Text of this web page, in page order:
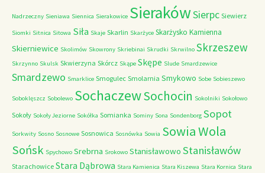
Nadrzeczny Sieniawa Siennica Sierakowice SierakówSierpc Siewierz
Siomki Sitnica Sitowa Siła Skaje Skarlin Skarżyce Skarżysko Kamienna
Skierniewice Skolimów Skowrony Skriebinai Skrudki Skrwilno Skrzeszew
Skrzynno Skulsk Skwierzyna Skórcz Skąpe Skępe Slude Smardzewice
Smardzewo Smarklice Smogulec Smolarnia Smykowo Sobe Sobieszewo
Soboklęszcz Sobolewo SochaczewSochocin Sokolniki Sokołowo
Sokoły Sokoły Jeziorne Sokółka Somianka Sominy Sona Sondenborg Sopot
Sorkwity Sosno Sosnowe Sosnowica Sosnówka Sowia Sowia Wola
Sońsk Spychowo Srebrna Srokowo Stanisławowo Stanisławów
Starachowice Stara Dąbrowa Stara Kamienica Stara Kiszewa Stara Kornica Stara